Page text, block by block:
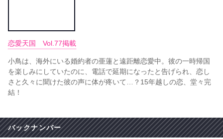
恋愛天国 Vol.77掲載
小鳥は、海外にいる婚約者の亜蓮と遠距離恋愛中。彼の一時帰国
を楽しみにしていたのに、電話で延期になったと告げられ、恋し
さと久々に聞けた彼の声に体が疼いて…？15年越しの恋、堂々完
結！
バックナンバー